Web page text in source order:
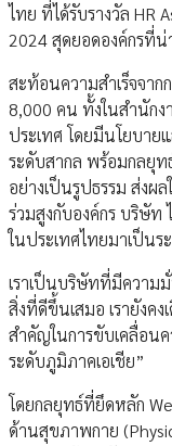
ไทย ที่ได้รับรางวัล HR
2024 สุดยอดองค์กรที่น่
สะท้อนความสำเร็จจา
8,000 คน ทั้งในสำนัก
ประเทศ โดยมีนโยบาย
ระดับสากล พร้อมกลยุท
อย่างเป็นรูปธรรม ส่ง
ร่วมสูงกับองค์กร บริษัท
ในประเทศไทยมาเป็นร
เราเป็นบริษัทที่มีความ
สิ่งที่ดีขึ้นเสมอ เรายังค
สำคัญในการขับเคลื่อนค
ระดับภูมิภาคเอเชีย”
โดยกลยุทธ์ที่ยึดหลัก
ด้านสุขภาพกาย